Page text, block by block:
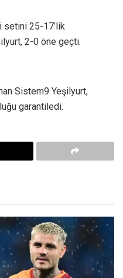
setini 25-17’lik
2-0 öne geçti.
Sistem9 Yeşilyurt,
garantiledi.